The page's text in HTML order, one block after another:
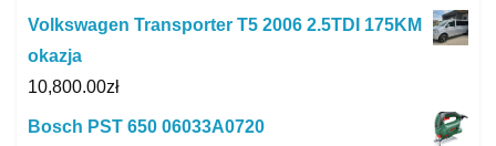
Volkswagen Transporter T5 2006 2.5TDI 175KM
okazja
10,800.00zł
Bosch PST 650 06033A0720